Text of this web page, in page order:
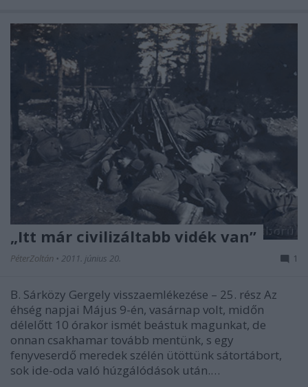
„Itt már civilizáltabb vidék van”
PéterZoltán • 2011. június 20. 1
B. Sárközy Gergely visszaemlékezése – 25. rész Az
éhség napjai Május 9-én, vasárnap volt, midőn
délelőtt 10 órakor ismét beástuk magunkat, de
onnan csakhamar tovább mentünk, s egy
fenyveserdő meredek szélén ütöttünk sátortábort,
sok ide-oda való húzgálódások után.…